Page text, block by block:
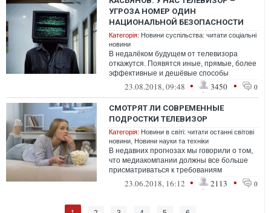
УГРОЗА НОМЕР ОДИН
НАЦИОНАЛЬНОЙ БЕЗОПАСНОСТИ
Категорія: Новини суспільства: читати соціальні
новини
В недалёком будущем от телевизора
откажутся. Появятся иные, прямые, более
эффективные и дешёвые способы
зомбирования людей – всякие там лучи,
23.08.2018, 09:48 • 3450 • 0
СМОТРЯТ ЛИ СОВРЕМЕННЫЕ
ПОДРОСТКИ ТЕЛЕВИЗОР
Категорія: Новини в світі: читати останні світові
новини Новини науки та техніки
В недавних прогнозах мы говорили о том,
что медиакомпании должны все больше
присматриваться к требованиям
Поколения Z.
23.06.2018, 16:12 • 2113 • 0